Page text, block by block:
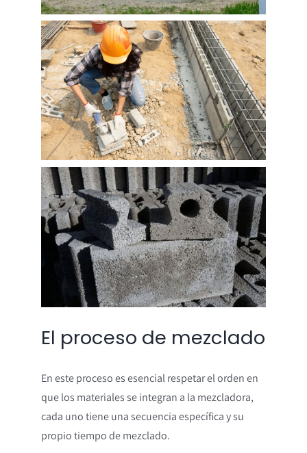
El proceso de mezclado
En este proceso es esencial respetar el orden en
que los materiales se integran a la mezcladora,
cada uno tiene una secuencia específica y su
propio tiempo de mezclado.